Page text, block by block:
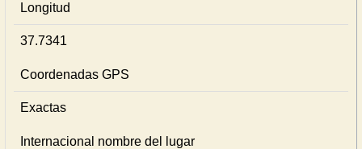
Longitud
37.7341
Coordenadas GPS
Exactas
Internacional nombre del lugar